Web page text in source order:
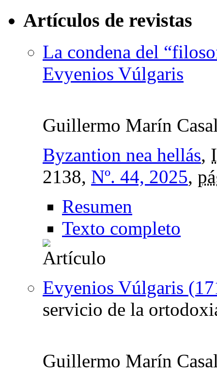
Artículos de revistas
La condena del
Evyenios Vúlgaris
Guillermo Marín
Byzantion nea hellás,
2138, Nº. 44, 2025,
Resumen
Texto completo
Evyenios Vúlgaris
servicio de la
Guillermo Marín